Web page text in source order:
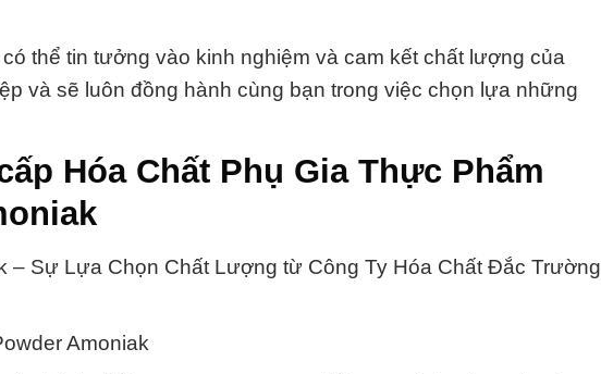
thể tin tưởng vào kinh nghiệm và cam kết chất lượng của
và sẽ luôn đồng hành cùng bạn trong việc chọn lựa những
Hóa Chất Phụ Gia Thực Phẩm
– Sự Lựa Chọn Chất Lượng từ Công Ty Hóa Chất Đắc Trường
Amoniak